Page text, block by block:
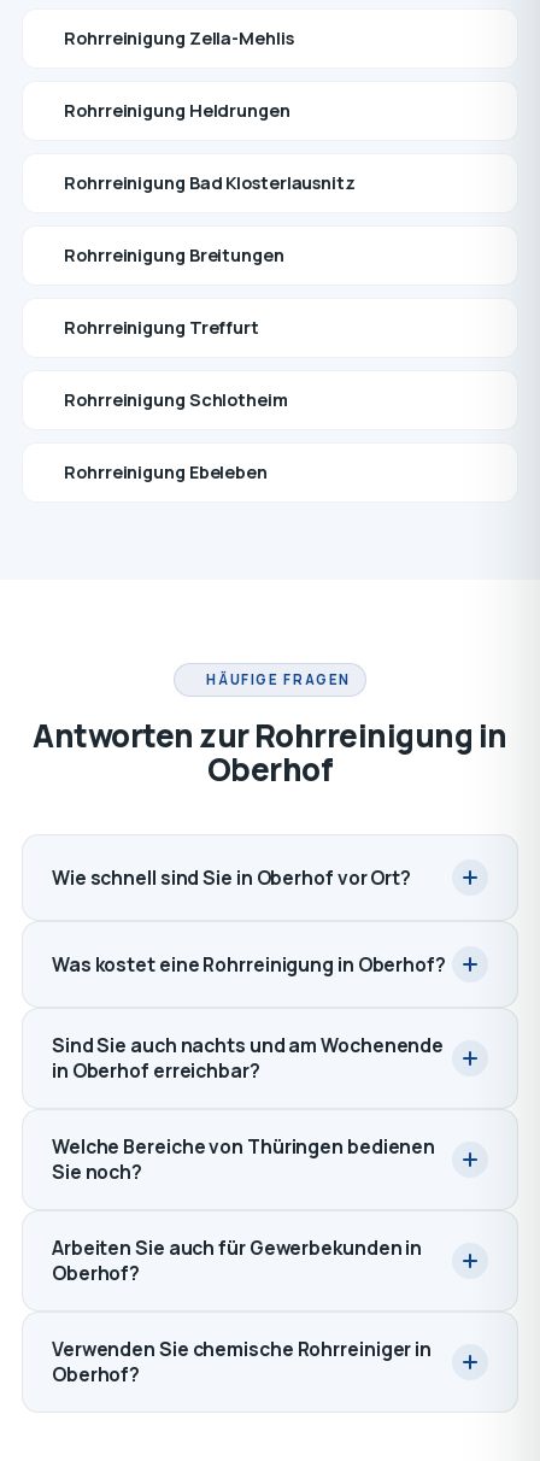
Rohrreinigung Zella-Mehlis
Rohrreinigung Heldrungen
Rohrreinigung Bad Klosterlausnitz
Rohrreinigung Breitungen
Rohrreinigung Treffurt
Rohrreinigung Schlotheim
Rohrreinigung Ebeleben
HÄUFIGE FRAGEN
Antworten zur Rohrreinigung in
Oberhof
Wie schnell sind Sie in Oberhof vor Ort?
Was kostet eine Rohrreinigung in Oberhof?
Sind Sie auch nachts und am Wochenende
in Oberhof erreichbar?
Welche Bereiche von Thüringen bedienen
Sie noch?
Arbeiten Sie auch für Gewerbekunden in
Oberhof?
Verwenden Sie chemische Rohrreiniger in
Oberhof?